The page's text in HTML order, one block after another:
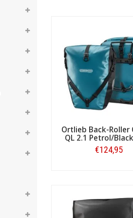
kunnen zijn? Een grote
vakken. Een slimme
Een toerfietstas moet
Zie ook de overige,
Ortlieb Back-Roller
QL 2.1 Petrol/
€124,95